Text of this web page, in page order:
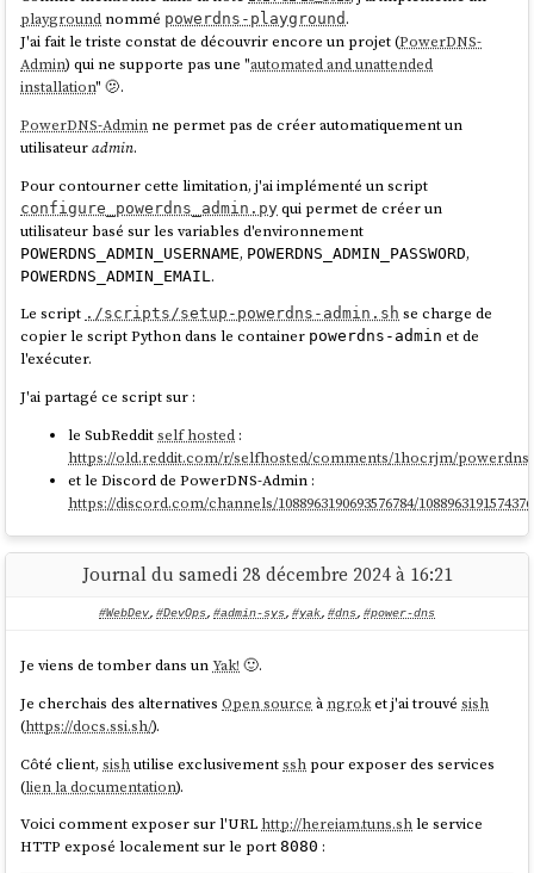
Je sélectionne la dernière entrée « Manage as external ».
Ensuite :
playground nommé powerdns-playground .
J'ai fait le triste constat de découvrir encore un projet (PowerDNS-
Admin) qui ne supporte pas une "automated and unattended
installation" 🫤.
PowerDNS-Admin ne permet pas de créer automatiquement un
utilisateuradmin.
Pour contourner cette limitation, j'ai implémenté un script
configure_powerdns_admin.py qui permet de créer un
utilisateur basé sur les variables d'environnement
POWERDNS_ADMIN_USERNAME, POWERDNS_ADMIN_PASSWORD,
POWERDNS_ADMIN_EMAIL .
Le script ./scripts/setup-powerdns-admin.sh se charge de
copier le script Python dans le container powerdns-admin et de
l'exécuter.
J'ai partagé ce script sur :
le SubRedditself hosted :
https://old.reddit.com/r/selfhosted/comments/1hocrjm/
et le Discord de PowerDNS-Admin :
https://discord.com/channels/1088963190693576784/
Journal du samedi 28 décembre 2024 à 16:21
#WebDev, #DevOps, #admin-sys, #yak, #dns, #power-dns
Je viens de tomber dans unYak! 🙂.
Je cherchais des alternativesOpen source à ngroket j'ai trouvésish
(https://docs.ssi.sh/).
Côté client,sishutilise exclusivementssh pour exposer des services
(lien la documentation).
Voici comment exposer sur l'URL http://hereiam.tuns.shle service
HTTP exposé localement sur le port8080 :